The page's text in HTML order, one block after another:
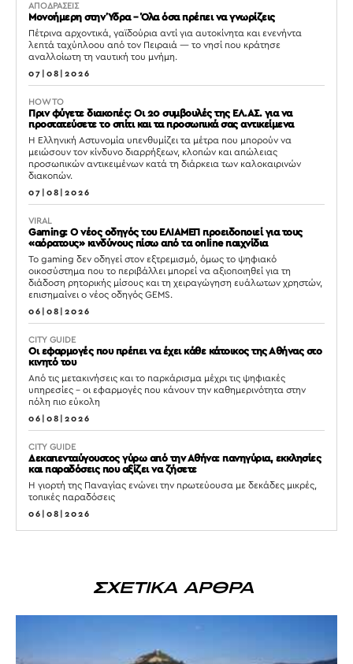
ΑΠΟΔΡΑΣΕΙΣ
Μονοήμερη στην Ύδρα – Όλα όσα πρέπει να γνωρίζεις
Πέτρινα αρχοντικά, γαϊδούρια αντί για αυτοκίνητα και ενενήντα
λεπτά ταχύπλοου από τον Πειραιά — το νησί που κράτησε
αναλλοίωτη τη ναυτική του μνήμη.
07|08|2026
HOW TO
Πριν φύγετε διακοπές: Οι 20 συμβουλές της ΕΛ.ΑΣ. για να
προστατεύσετε το σπίτι και τα προσωπικά σας αντικείμενα
Η Ελληνική Αστυνομία υπενθυμίζει τα μέτρα που μπορούν να
μειώσουν τον κίνδυνο διαρρήξεων, κλοπών και απώλειας
προσωπικών αντικειμένων κατά τη διάρκεια των καλοκαιρινών
διακοπών.
07|08|2026
VIRAL
Gaming: Ο νέος οδηγός του ΕΛΙΑΜΕΠ προειδοποιεί για τους
«αόρατους» κινδύνους πίσω από τα online παιχνίδια
Το gaming δεν οδηγεί στον εξτρεμισμό, όμως το ψηφιακό
οικοσύστημα που το περιβάλλει μπορεί να αξιοποιηθεί για τη
διάδοση ρητορικής μίσους και τη χειραγώγηση ευάλωτων χρηστών,
επισημαίνει ο νέος οδηγός GEMS.
06|08|2026
CITY GUIDE
Οι εφαρμογές που πρέπει να έχει κάθε κάτοικος της Αθήνας στο
κινητό του
Από τις μετακινήσεις και το παρκάρισμα μέχρι τις ψηφιακές
υπηρεσίες – οι εφαρμογές που κάνουν την καθημερινότητα στην
πόλη πιο εύκολη
06|08|2026
CITY GUIDE
Δεκαπενταύγουστος γύρω από την Αθήνα: πανηγύρια, εκκλησίες
και παραδόσεις που αξίζει να ζήσετε
Η γιορτή της Παναγίας ενώνει την πρωτεύουσα με δεκάδες μικρές,
τοπικές παραδόσεις
06|08|2026
ΣΧΕΤΙΚΑ ΑΡΘΡΑ